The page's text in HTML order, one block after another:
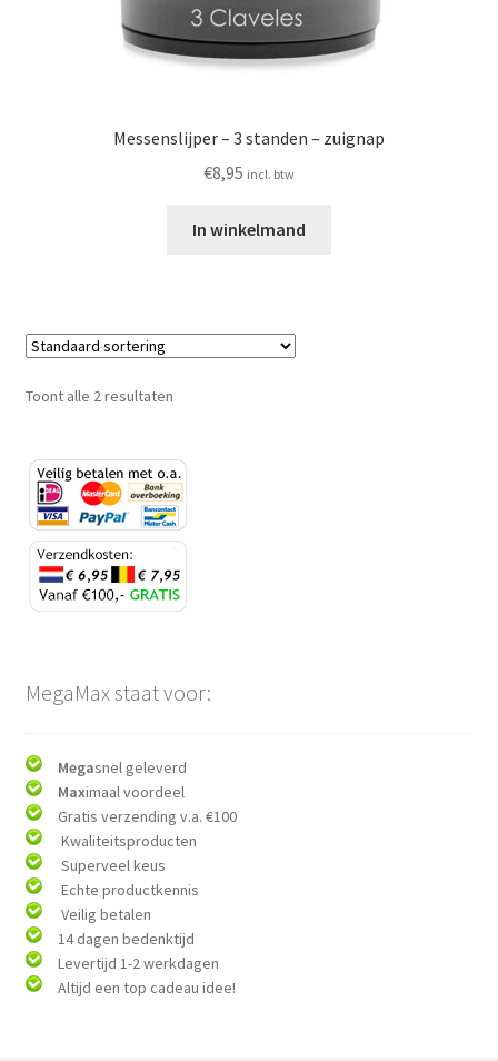
Messenslijper – 3 standen – zuignap
€8,95 incl. btw
In winkelmand
Toont alle 2 resultaten
MegaMax staat voor:
Megasnel geleverd
Maximaal voordeel
Gratis verzending v.a. €100
Kwaliteitsproducten
Superveel keus
Echte productkennis
Veilig betalen
14 dagen bedenktijd
Levertijd 1-2 werkdagen
Altijd een top cadeau idee!